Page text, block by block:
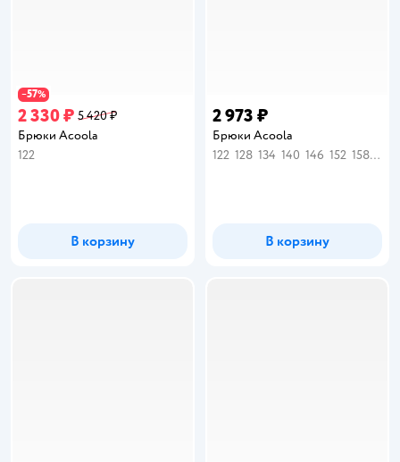
−57%
2 330 ₽ 5 420 ₽
Брюки Acoola
122
В корзину
2 973 ₽
Брюки Acoola
122 128 134 140 146 152 158 164
В корзину